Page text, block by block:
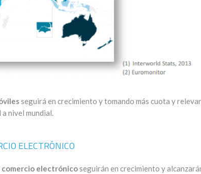
seguirá en crecimiento y tomando más cuota y
nivel mundial.
ELECTRÓNICO
comercio electrónicoseguirán en crecimiento y